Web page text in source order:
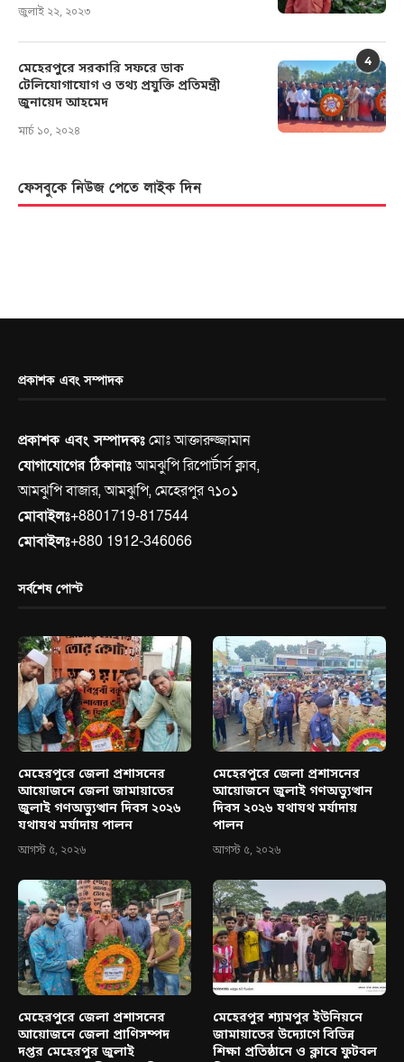
জুলাই ২২, ২০২৩
4
মেহেরপুরে সরকারি সফরে ডাক
টেলিযোগাযোগ ও তথ্য প্রযুক্তি প্রতিমন্ত্রী
জুনায়েদ আহমেদ
মার্চ ১০, ২০২৪
ফেসবুকে নিউজ পেতে লাইক দিন
প্রকাশক এবং সম্পাদক
প্রকাশক এবং সম্পাদকঃমোঃ আক্তারুজ্জামান
যোগাযোগের ঠিকানাঃআমঝুপি রিপোর্টার্স ক্লাব,
আমঝুপি বাজার, আমঝুপি, মেহেরপুর ৭১০১
মোবাইলঃ+8801719-817544
মোবাইলঃ+880 1912-346066
সর্বশেষ পোস্ট
মেহেরপুরে জেলা প্রশাসনের
আয়োজনে জেলা জামায়াতের
জুলাই গণঅভ্যুত্থান দিবস ২০২৬
যথাযথ মর্যাদায় পালন
আগস্ট ৫, ২০২৬
মেহেরপুরে জেলা প্রশাসনের
আয়োজনে জুলাই গণঅভ্যুত্থান
দিবস ২০২৬ যথাযথ মর্যাদায়
পালন
আগস্ট ৫, ২০২৬
মেহেরপুরে জেলা প্রশাসনের
আয়োজনে জেলা প্রাণিসম্পদ
দপ্তর মেহেরপুর জুলাই
মেহেরপুর শ্যামপুর ইউনিয়নে
জামায়াতের উদ্যোগে বিভিন্ন
শিক্ষা প্রতিষ্ঠানে ও ক্লাবে ফুটবল